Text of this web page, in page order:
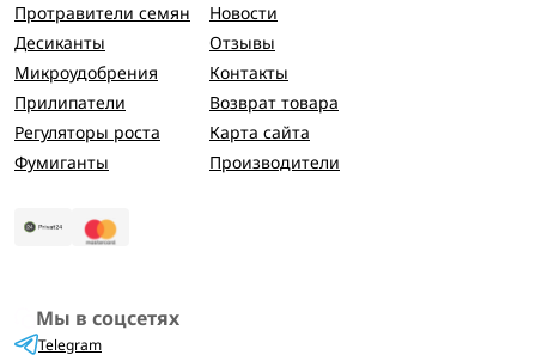
Протравители семян
Десиканты
Микроудобрения
Прилипатели
Регуляторы роста
Фумиганты
Новости
Отзывы
Контакты
Возврат товара
Карта сайта
Производители
Мы в соцсетях
Telegram